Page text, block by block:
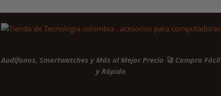
Audífonos, Smartwatches y Más al Mejor Precio 🚀 Compra Fácil
y Rápido